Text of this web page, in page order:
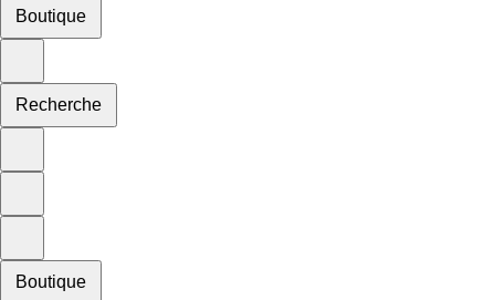
Boutique
Recherche
Boutique